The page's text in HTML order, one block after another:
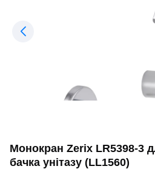
Монокран Zerix LR5398-3
бачка унітазу (LL1560)